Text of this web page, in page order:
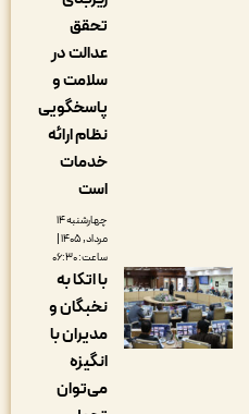
عدالت در
سلامت و
پاسخگویی
نظام ارائه
چهارشنبه ۱۴
مرداد, ۱۴۰۵ |
با اتکا به
نخبگان و
مدیران با
می‌توان